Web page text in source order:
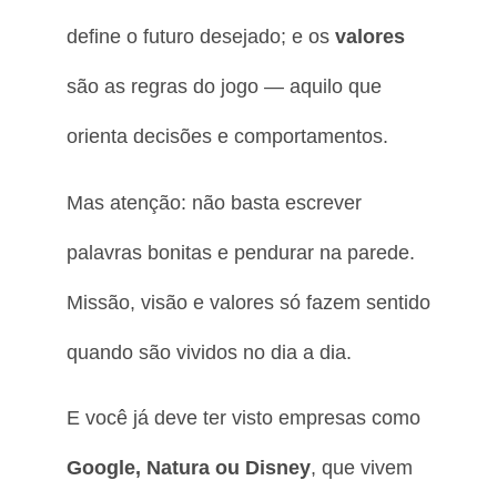
define o futuro desejado; e os valores
são as regras do jogo — aquilo que
orienta decisões e comportamentos.
Mas atenção: não basta escrever
palavras bonitas e pendurar na parede.
Missão, visão e valores só fazem sentido
quando são vividos no dia a dia.
E você já deve ter visto empresas como
Google, Natura ou Disney, que vivem